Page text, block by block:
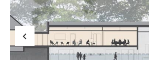
keyboard_arrow_left